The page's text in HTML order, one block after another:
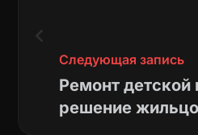
Следующая запись
Ремонт
решение